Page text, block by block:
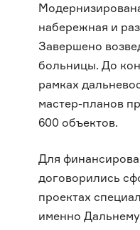
набережная и
Завершено
больницы. До
рамках
мастер-планов
600 объектов.
Для
договорились
проектах
именно